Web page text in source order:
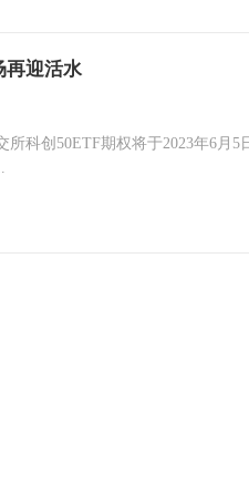
再迎活水
所科创50ETF期权将于2023年6月5